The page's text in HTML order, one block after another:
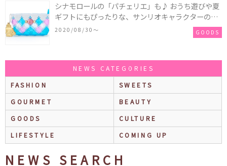
シナモロールの「パチェリエ」も♪ おうち遊びや夏
ギフトにもぴったりな、サンリオキャラクターのお
もちゃが発売中！
2020/08/30〜 GOODS
NEWS CATEGORIES
FASHION
SWEETS
GOURMET
BEAUTY
GOODS
CULTURE
LIFESTYLE
COMING UP
NEWS SEARCH